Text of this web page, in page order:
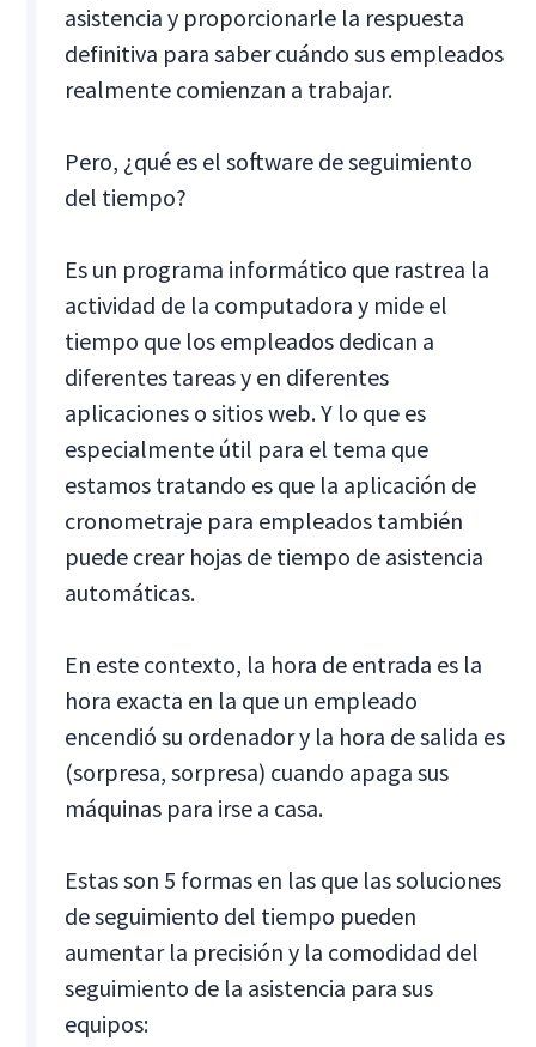
asistencia y proporcionarle la respuesta
definitiva para saber cuándo sus empleados
realmente comienzan a trabajar.
Pero, ¿qué es el software de seguimiento
del tiempo?
Es un programa informático que rastrea la
actividad de la computadora y mide el
tiempo que los empleados dedican a
diferentes tareas y en diferentes
aplicaciones o sitios web. Y lo que es
especialmente útil para el tema que
estamos tratando es que la aplicación de
cronometraje para empleados también
puede crear hojas de tiempo de asistencia
automáticas.
En este contexto, la hora de entrada es la
hora exacta en la que un empleado
encendió su ordenador y la hora de salida es
(sorpresa, sorpresa) cuando apaga sus
máquinas para irse a casa.
Estas son 5 formas en las que las soluciones
de seguimiento del tiempo pueden
aumentar la precisión y la comodidad del
seguimiento de la asistencia para sus
equipos: